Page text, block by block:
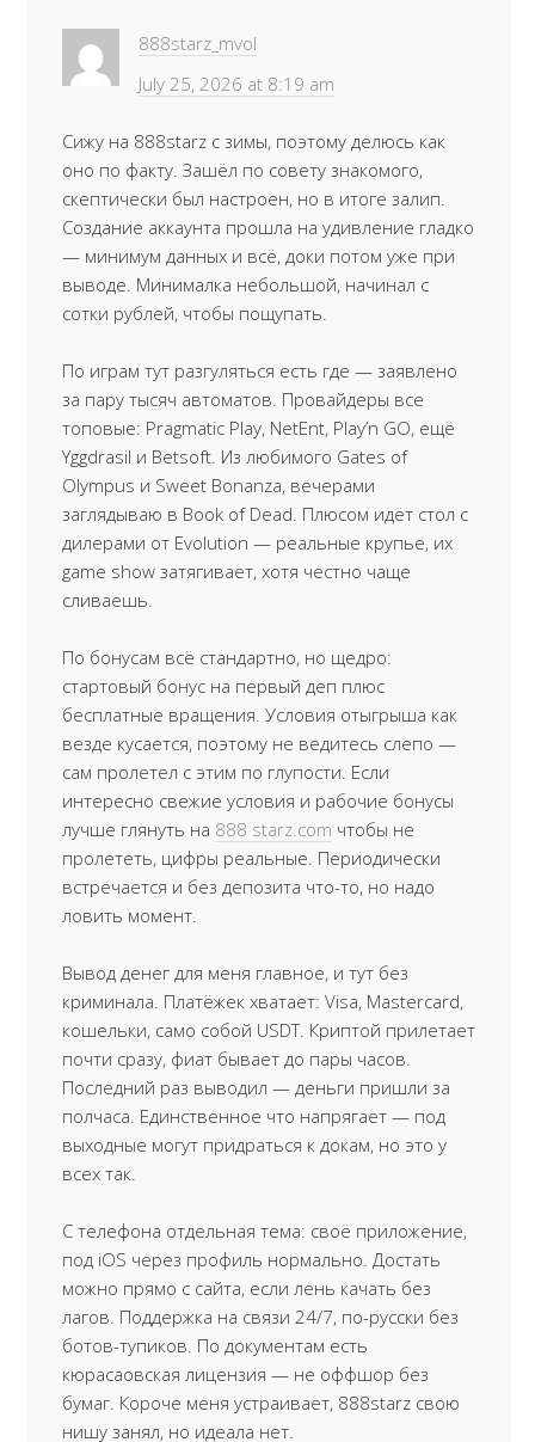
888starz_mvol
July 25, 2026 at 8:19 am
Сижу на 888starz с зимы, поэтому делюсь как
оно по факту. Зашёл по совету знакомого,
скептически был настроен, но в итоге залип.
Создание аккаунта прошла на удивление гладко
— минимум данных и всё, доки потом уже при
выводе. Минималка небольшой, начинал с
сотки рублей, чтобы пощупать.
По играм тут разгуляться есть где — заявлено
за пару тысяч автоматов. Провайдеры все
топовые: Pragmatic Play, NetEnt, Play’n GO, ещё
Yggdrasil и Betsoft. Из любимого Gates of
Olympus и Sweet Bonanza, вечерами
заглядываю в Book of Dead. Плюсом идёт стол с
дилерами от Evolution — реальные крупье, их
game show затягивает, хотя честно чаще
сливаешь.
По бонусам всё стандартно, но щедро:
стартовый бонус на первый деп плюс
бесплатные вращения. Условия отыгрыша как
везде кусается, поэтому не ведитесь слепо —
сам пролетел с этим по глупости. Если
интересно свежие условия и рабочие бонусы
лучше глянуть на 888 starz.com чтобы не
пролететь, цифры реальные. Периодически
встречается и без депозита что-то, но надо
ловить момент.
Вывод денег для меня главное, и тут без
криминала. Платёжек хватает: Visa, Mastercard,
кошельки, само собой USDT. Криптой прилетает
почти сразу, фиат бывает до пары часов.
Последний раз выводил — деньги пришли за
полчаса. Единственное что напрягает — под
выходные могут придраться к докам, но это у
всех так.
С телефона отдельная тема: своё приложение,
под iOS через профиль нормально. Достать
можно прямо с сайта, если лень качать без
лагов. Поддержка на связи 24/7, по-русски без
ботов-тупиков. По документам есть
кюрасаовская лицензия — не оффшор без
бумаг. Короче меня устраивает, 888starz свою
нишу занял, но идеала нет.